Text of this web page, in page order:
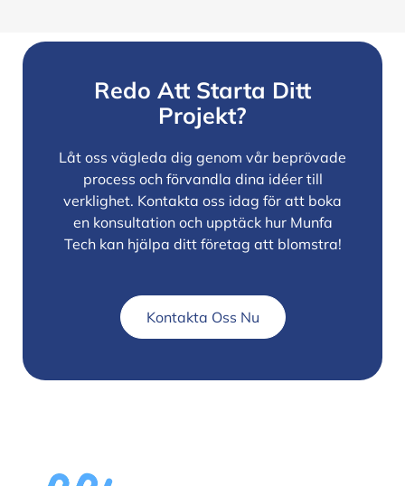
Redo Att Starta Ditt
Projekt?
Låt oss vägleda dig genom vår beprövade
process och förvandla dina idéer till
verklighet. Kontakta oss idag för att boka
en konsultation och upptäck hur Munfa
Tech kan hjälpa ditt företag att blomstra!
Kontakta Oss Nu